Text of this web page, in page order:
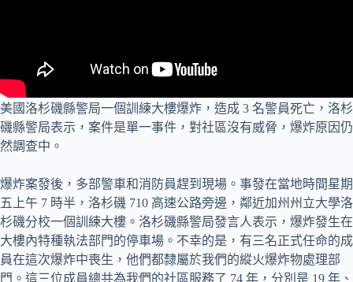
美國洛杉磯縣警局一個訓練大樓爆炸，造成 3 名警員死亡，洛杉
磯縣警局表示，案件是單一事件，對社區沒有威脅，爆炸原因仍
然調查中。
爆炸案發後，多部警車和消防員趕到現場。事發在當地時間星期
五上午 7 時半，洛杉磯 710 高速公路旁邊，鄰近加州州立大學洛
杉磯分校一個訓練大樓。洛杉磯縣警局發言人表示，爆炸發生在
大樓內特種執法部門的停車場。不幸的是，有三名正式任命的成
員在這次爆炸中喪生，他們都隸屬於我們的縱火爆炸物處理部
門。這三位成員總共為我們的社區服務了 74 年，分別是 19 年、